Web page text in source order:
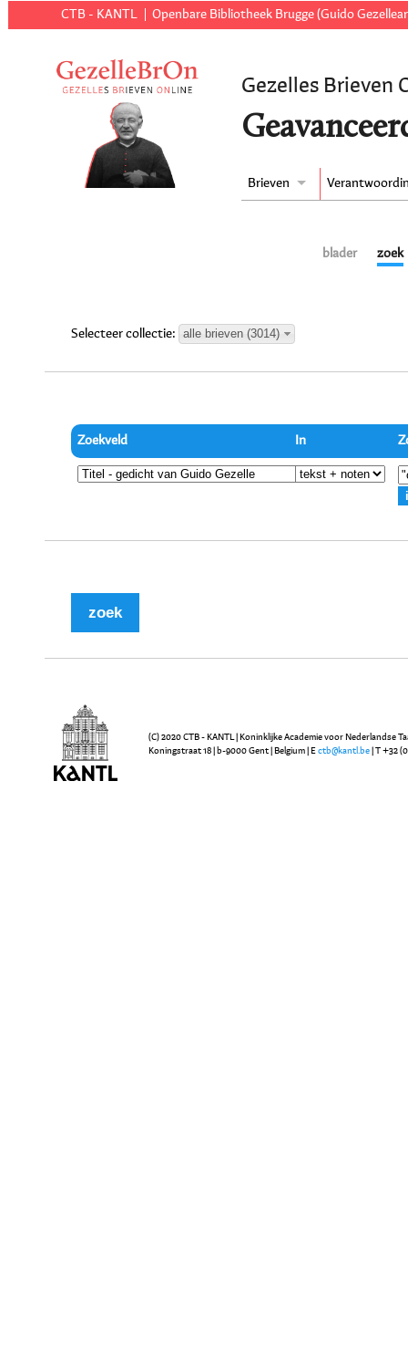
CTB - KANTL Openbare Bibliotheek Brugge (Guido
Gezelles Brieven
Brieven
blader zoek
Selecteer collectie: alle brieven (3014)
Zoekveld In
(C) 2020 CTB - KANTL | Koninklijke Academie voor Nederlandse
Koningstraat 18 | b-9000 Gent | Belgium | E ctb@kantl.be | T +32